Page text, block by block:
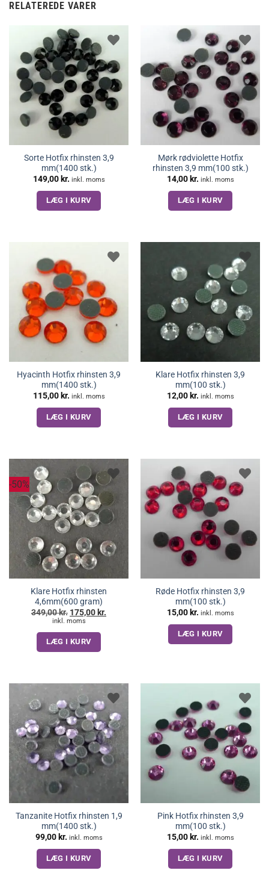
RELATEREDE VARER
Sorte Hotfix rhinsten 3,9
mm(1400 stk.)
149,00 kr. inkl. moms
LÆG I KURV
Mørk rødviolette Hotfix
rhinsten 3,9 mm(100 stk.)
14,00 kr. inkl. moms
LÆG I KURV
Hyacinth Hotfix rhinsten 3,9
mm(1400 stk.)
115,00 kr. inkl. moms
LÆG I KURV
Klare Hotfix rhinsten 3,9
mm(100 stk.)
12,00 kr. inkl. moms
LÆG I KURV
-50%
Klare Hotfix rhinsten
4,6mm(600 gram)
349,00kr. Den
oprindelige
var:
349,00 kr..
175,00 kr.
aktuelle
inkl. moms
LÆG I KURV
Røde Hotfix rhinsten 3,9
mm(100 stk.)
15,00 kr. inkl. moms
LÆG I KURV
Tanzanite Hotfix rhinsten 1,9
mm(1400 stk.)
99,00 kr. inkl. moms
LÆG I KURV
Pink Hotfix rhinsten 3,9
mm(100 stk.)
15,00 kr. inkl. moms
LÆG I KURV